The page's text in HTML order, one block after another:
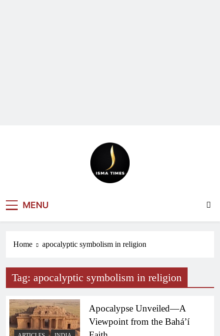
MENU
Home apocalyptic symbolism in religion
Tag: apocalyptic symbolism in religion
Apocalypse Unveiled—A
Viewpoint from the Bahá’í